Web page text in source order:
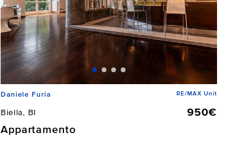
Daniele Furia RE/MAX Unit
Biella, BI
950€
Appartamento